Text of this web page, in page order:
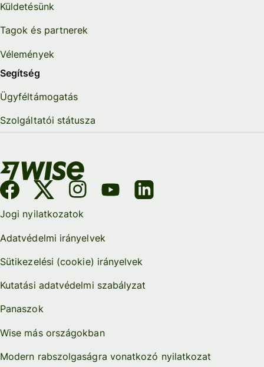
Küldetésünk
Tagok és partnerek
Vélemények
Segítség
Ügyféltámogatás
Szolgáltatói státusza
Jogi nyilatkozatok
Adatvédelmi irányelvek
Sütikezelési (cookie) irányelvek
Kutatási adatvédelmi szabályzat
Panaszok
Wise más országokban
Modern rabszolgaságra vonatkozó nyilatkozat